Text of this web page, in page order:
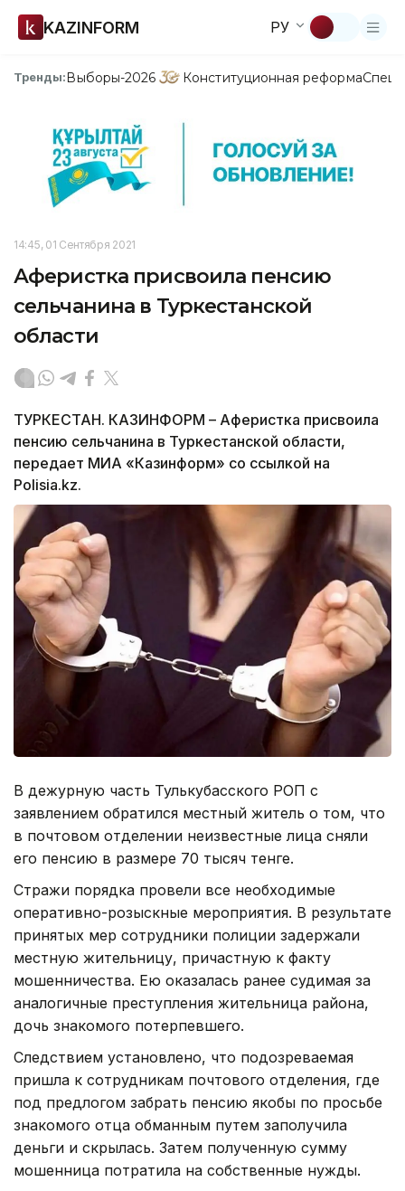
KAZINFORM РУ
Тренды:Выборы-2026 Конституционная реформа
14:45, 01 Сентября 2021
Аферистка присвоила пенсию
сельчанина в Туркестанской
области
ТУРКЕСТАН. КАЗИНФОРМ – Аферистка присвоила
пенсию сельчанина в Туркестанской области,
передает МИА «Казинформ» со ссылкой на
Polisia.kz.
В дежурную часть Тулькубасского РОП с
заявлением обратился местный житель о том, что
в почтовом отделении неизвестные лица сняли
его пенсию в размере 70 тысяч тенге.
Стражи порядка провели все необходимые
оперативно-розыскные мероприятия. В результате
принятых мер сотрудники полиции задержали
местную жительницу, причастную к факту
мошенничества. Ею оказалась ранее судимая за
аналогичные преступления жительница района,
дочь знакомого потерпевшего.
Следствием установлено, что подозреваемая
пришла к сотрудникам почтового отделения, где
под предлогом забрать пенсию якобы по просьбе
знакомого отца обманным путем заполучила
деньги и скрылась. Затем полученную сумму
мошенница потратила на собственные нужды.